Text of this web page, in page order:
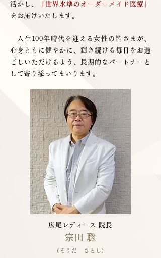
活かし、
「世界水準のオーダーメイド医療」
をお届けいたします。
人生100年時代を迎える女性の皆さまが、
心身ともに健やかに、輝き続ける毎日をお過
ごしいただけるよう、長期的なパートナーと
して寄り添ってまいります。
広尾レディース 院長
宗田 聡
（そうだ さとし）